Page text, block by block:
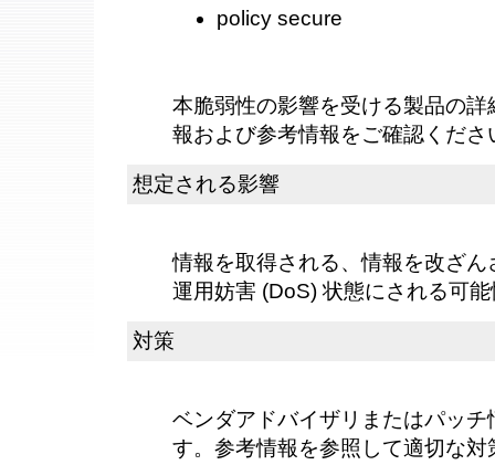
policy secure
本脆弱性の影響を受ける製品の
報および参考情報をご確認くださ
想定される影響
情報を取得される、情報を改ざ
運用妨害 (DoS) 状態にされる可
対策
ベンダアドバイザリまたはパッ
す。参考情報を参照して適切な